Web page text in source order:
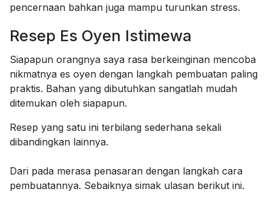
pencernaan bahkan juga mampu turunkan stress.
Resep Es Oyen Istimewa
Siapapun orangnya saya rasa berkeinginan mencoba
nikmatnya es oyen dengan langkah pembuatan paling
praktis. Bahan yang dibutuhkan sangatlah mudah
ditemukan oleh siapapun.
Resep yang satu ini terbilang sederhana sekali
dibandingkan lainnya.
Dari pada merasa penasaran dengan langkah cara
pembuatannya. Sebaiknya simak ulasan berikut ini.